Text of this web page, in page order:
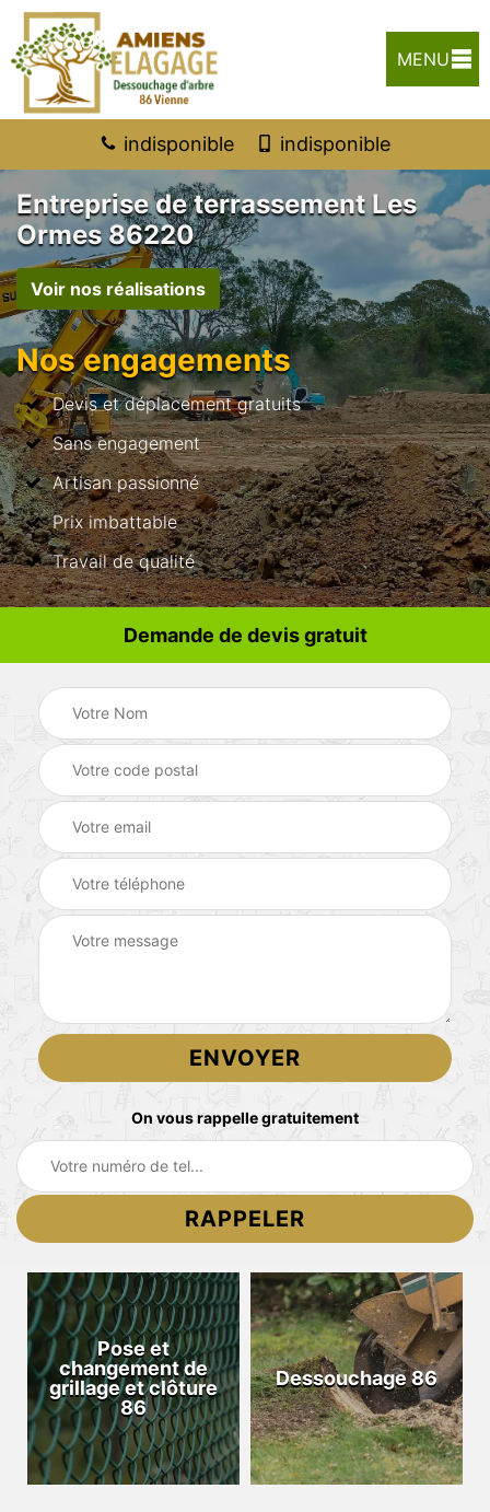
MENU
indisponible indisponible
Entreprise de terrassement Les
Ormes 86220
Voir nos réalisations
Nos engagements
Devis et déplacement gratuits
Sans engagement
Artisan passionné
Prix imbattable
Travail de qualité
Demande de devis gratuit
On vous rappelle gratuitement
Dessouchage 86
Entreprise de
terrassement 86